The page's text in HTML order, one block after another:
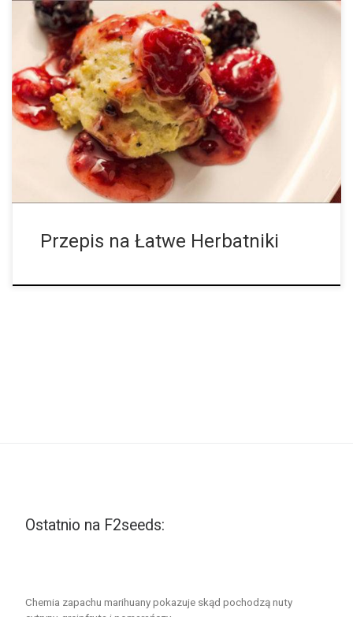
Poniższe ciastka są bardzo łatwe do zrobienia. Te herbatniki są
lekkie, puszyste, pikantne – z nutą czarnego pieprzu. Można je
mrozić, więc zachęcamy do podwojenia ilości składników. Czas
przygotowania: 20 minut. Czas gotowania: 40 minut. Gotowe w:
60 minut. Składniki: 1,5 szklanki mąki, 1,5 łyżki grubo mielonego
świeżego pieprzu, 2 łyżeczki proszku do pieczenia, 1 łyżeczka
soli, 6 łyżek zimnego, niesolonego masła pokrojonego w drobną
kostkę, 2 łyżki zimnego canna-masła […]
Przepis na Łatwe Herbatniki
Ostatnio na F2seeds:
Chemia zapachu marihuany pokazuje skąd pochodzą nuty